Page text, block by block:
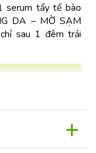
serum tẩy tế bào
DA – MỜ SẠM
sau 1 đêm trải